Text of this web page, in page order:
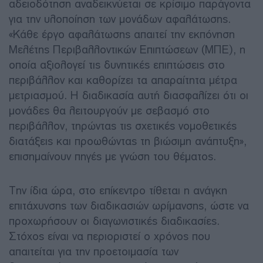
αδειοδότηση αναδεικνύεται σε κρίσιμο παράγοντα
για την υλοποίηση των μονάδων αφαλάτωσης.
«Κάθε έργο αφαλάτωσης απαιτεί την εκπόνηση
Μελέτης Περιβαλλοντικών Επιπτώσεων (ΜΠΕ), η
οποία αξιολογεί τις δυνητικές επιπτώσεις στο
περιβάλλον και καθορίζει τα απαραίτητα μέτρα
μετριασμού. Η διαδικασία αυτή διασφαλίζει ότι οι
μονάδες θα λειτουργούν με σεβασμό στο
περιβάλλον, τηρώντας τις σχετικές νομοθετικές
διατάξεις και προωθώντας τη βιώσιμη ανάπτυξη»,
επισημαίνουν πηγές με γνώση του θέματος.
Την ίδια ώρα, στο επίκεντρο τίθεται η ανάγκη
επιτάχυνσης των διαδικασιών ωρίμανσης, ώστε να
προχωρήσουν οι διαγωνιστικές διαδικασίες.
Στόχος είναι να περιοριστεί ο χρόνος που
απαιτείται για την προετοιμασία των